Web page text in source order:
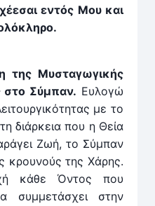
εντός Μου και
της Μυσταγωγικής
στο Σύμπαν. Ευλογώ
με το
διάρκεια που η Θεία
Ζωή, το Σύμπαν
κρουνούς της Χάρης.
κάθε Όντος που
συμμετάσχει στην